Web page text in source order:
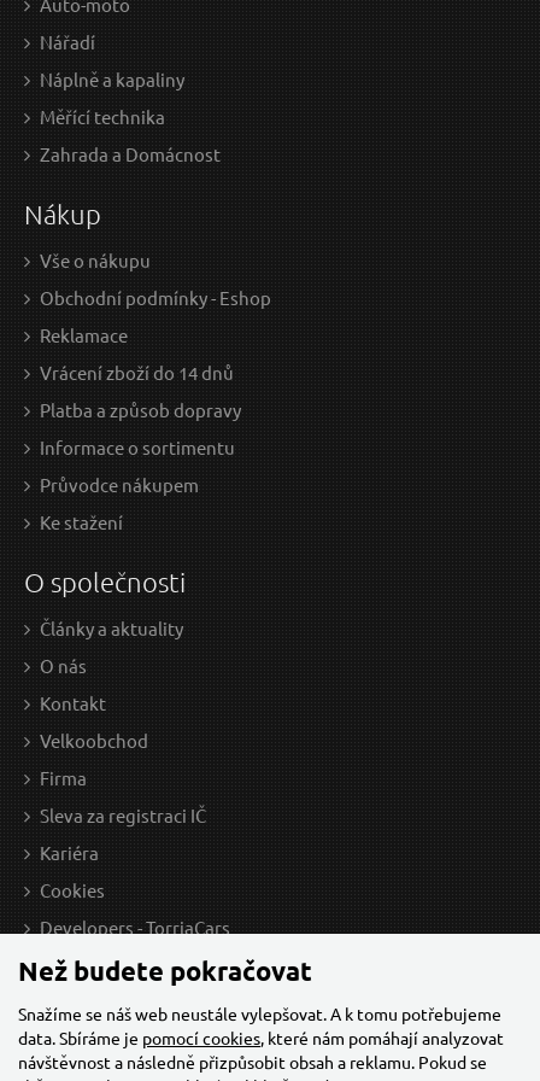
54.55 Kč bez DPH
Skladem
Nářadí
Náplně a kapaliny
Měřící technika
Zahrada a Domácnost
Nákup
Vše o nákupu
Obchodní podmínky - Eshop
Reklamace
Vrácení zboží do 14 dnů
Platba a způsob dopravy
Informace o sortimentu
Průvodce nákupem
Ke stažení
O společnosti
Články a aktuality
O nás
Kontakt
Velkoobchod
Firma
Sleva za registraci IČ
Kariéra
Cookies
Developers - TorriaCars
Než budete pokračovat
Snažíme se náš web neustále vylepšovat. A k tomu potřebujeme
data. Sbíráme je pomocí cookies, které nám pomáhají analyzovat
návštěvnost a následně přizpůsobit obsah a reklamu. Pokud se